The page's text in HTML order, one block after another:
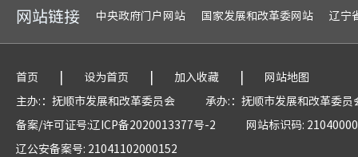
网站链接 中央政府门户网站 国家发展和改革委网站 辽宁
首页 | 设为首页 | 加入收藏 |
网站地图
主办:：抚顺市发展和改革委员会
承办:：抚顺市发展和改革委员
备案/许可证号:辽ICP备2020013377号-2
网站标识码:
辽公安备案号: 21041102000152